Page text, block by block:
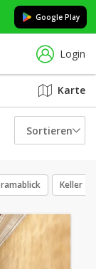
Google Play
Login
Karte
Sortieren
Keller